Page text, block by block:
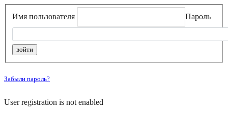
Имя пользователя Пароль
Забыли пароль?
User registration is not enabled